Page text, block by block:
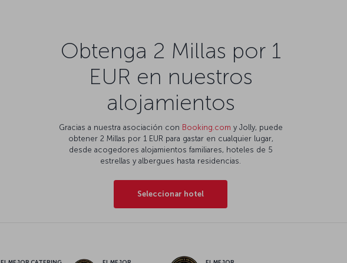
Obtenga 2 Millas por 1
EUR en nuestros
alojamientos
Gracias a nuestra asociación con Booking.com y Jolly, puede
obtener 2 Millas por 1 EUR para gastar en cualquier lugar,
desde acogedores alojamientos familiares, hoteles de 5
estrellas y albergues hasta residencias.
Seleccionar hotel